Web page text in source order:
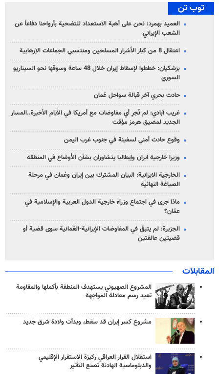
توب تن
العميد بهمرد: نحن على أهبة الاستعداد للتضحية بأرواحنا دفاعاً عن
الشعب الإيراني
اعتقال 8 من كبار الأشرار المسلحين ومنتسبي الجماعات الإرهابية
بزشكيان: خططوا لإسقاط إيران خلال 48 ساعة وسوقها نحو السيناريو
السوري
حادث بحري آخر قبالة سواحل عُمان
غريب آبادي: لم نُجرِ أي مفاوضات مع أمريكا في الأيام الأخيرة..المسار
الجديد لمضيق هرمز مؤقت
وقوع حادث أمني لسفينة في جنوب غرب اليمن
وزيرا خارجية ايران وإيطاليا يتشاوران بشأن الأوضاع في المنطقة
الخارجية الايرانية: البيان المشترك بين إيران وعُمان في مرحلة
الصياغة النهائية
ماذا جرى في اجتماع وزراء خارجية الدول العربية والإسلامية في
عمّان؟
الجزيرة: لم يتبقّ في المفاوضات الإيرانية-العُمانية سوى قضية أو
قضيتين عالقتين
المقابلات
المشروع الصهيوني يستهدف المنطقة بأكملها والمقاومة
تعيد رسم معادلة المواجهة
مشروع كسر إيران قد سقط، وبدأت ولادة شرق جديد
استقلال القرار العراقي ركيزة الاستقرار الإقليمي
والدبلوماسية الهادئة تصنع التأثير